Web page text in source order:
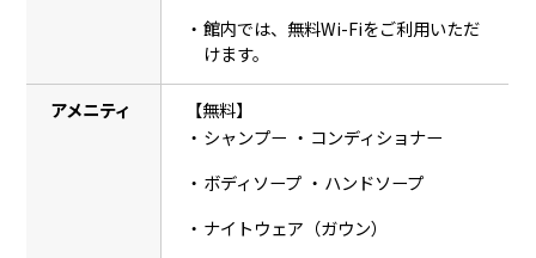
館内では、無料Wi-Fiをご利用いただ
けます。
アメニティ
【無料】
シャンプー
コンディショナー
ボディソープ
ハンドソープ
ナイトウェア（ガウン）